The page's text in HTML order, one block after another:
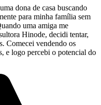
dona de casa buscando
para minha família sem
uma amiga me
Hinode, decidi tentar,
Comecei vendendo os
e logo percebi o potencial do